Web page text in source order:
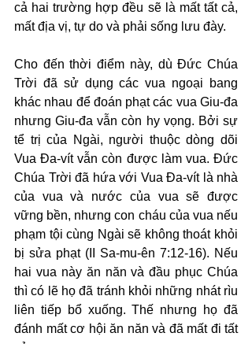
cả hai trường hợp đều sẽ là mất tất cả,
mất địa vị, tự do và phải sống lưu đày.
Cho đến thời điểm này, dù Đức Chúa
Trời đã sử dụng các vua ngoại bang
khác nhau để đoán phạt các vua Giu-đa
nhưng Giu-đa vẫn còn hy vọng. Bởi sự
tể trị của Ngài, người thuộc dòng dõi
Vua Đa-vít vẫn còn được làm vua. Đức
Chúa Trời đã hứa với Vua Đa-vít là nhà
của vua và nước của vua sẽ được
vững bền, nhưng con cháu của vua nếu
phạm tội cùng Ngài sẽ không thoát khỏi
bị sửa phạt (II Sa-mu-ên 7:12-16). Nếu
hai vua này ăn năn và đầu phục Chúa
thì có lẽ họ đã tránh khỏi những nhát rìu
liên tiếp bổ xuống. Thế nhưng họ đã
đánh mất cơ hội ăn năn và đã mất đi tất